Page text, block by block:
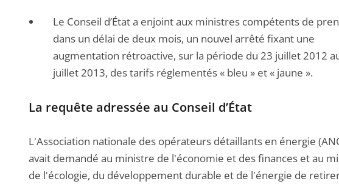
Le Conseil d’État a enjoint aux ministres compétents de
dans un délai de deux mois, un nouvel arrêté fixant une
augmentation rétroactive, sur la période du 23 juillet 2012
juillet 2013, des tarifs réglementés « bleu » et « jaune ».
La requête adressée au Conseil d’État
L'Association nationale des opérateurs détaillants en énergie
avait demandé au ministre de l'économie et des finances et au
de l'écologie, du développement durable et de l'énergie de